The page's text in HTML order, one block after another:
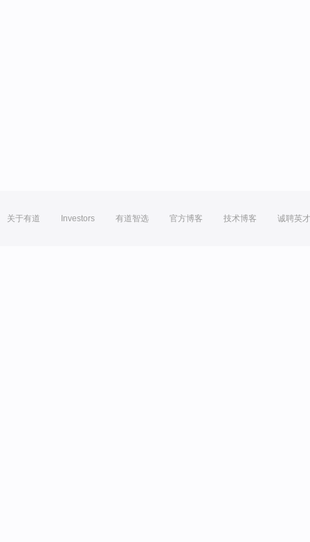
关于有道 Investors 有道智选 官方博客 技术博客 诚聘英才